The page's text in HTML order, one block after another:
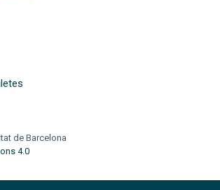
de Barcelona
4.0